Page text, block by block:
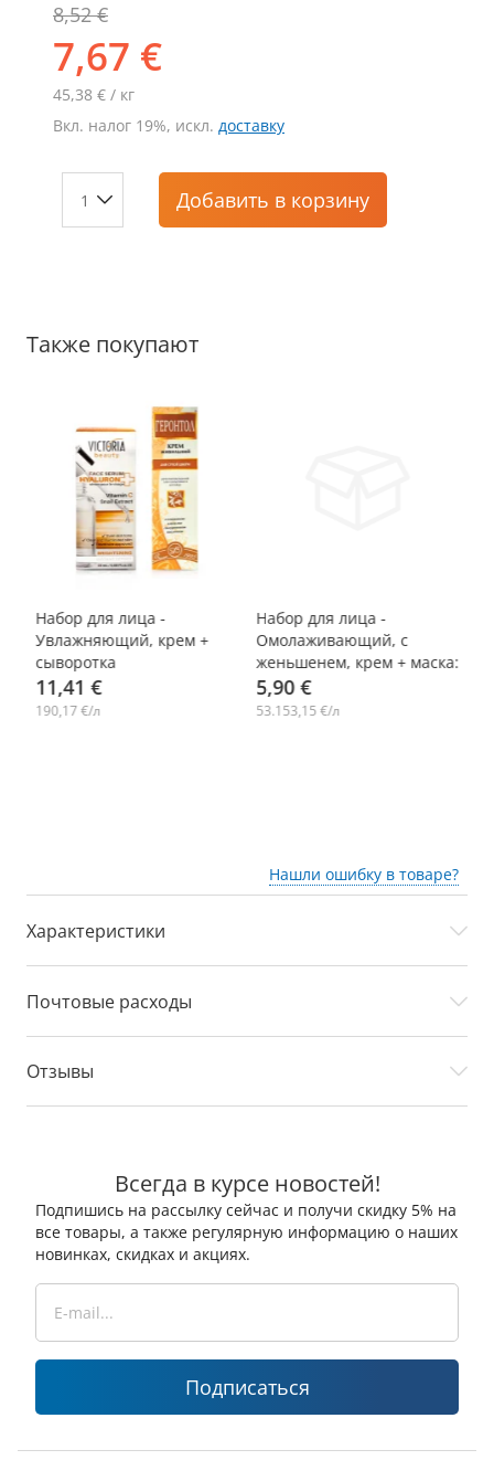
8,52 €
7,67 €
45,38 € / кг
Вкл. налог 19%, искл. доставку
Добавить в корзину
Также покупают
-10%
Набор для лица -
Увлажняющий, крем +
сыворотка
11,41 €
190,17 €/л
-10%
Набор для лица -
Омолаживающий, с
женьшенем, крем + маска:
3 шт.
5,90 €
53.153,15 €/л
Нашли ошибку в товаре?
Характеристики
Почтовые расходы
Отзывы
Всегда в курсе новостей!
Подпишись на рассылку сейчас и получи скидку 5% на
все товары, а также регулярную информацию о наших
новинках, скидках и акциях.
Подписаться